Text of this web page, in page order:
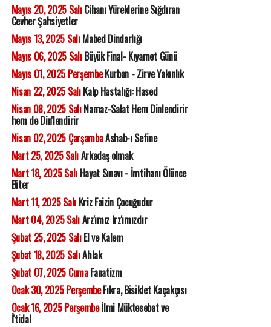
Mayıs 20, 2025 SalıCihanı Yüreklerine Sığdıran
Cevher Şahsiyetler
Mayıs 13, 2025 SalıMabed Dindarlığı
Mayıs 06, 2025 SalıBüyük Final- Kıyamet Günü
Mayıs 01, 2025 PerşembeKurban - Zirve Yakınlık
Nisan 22, 2025 SalıKalp Hastalığı: Hased
Nisan 08, 2025 SalıNamaz-Salat Hem Dinlendirir
hem de Din'lendirir
Nisan 02, 2025 ÇarşambaAshab-ı Sefine
Mart 25, 2025 SalıArkadaş olmak
Mart 18, 2025 SalıHayat Sınavı - İmtihanı Ölünce
Biter
Mart 11, 2025 SalıKriz Faizin Çocuğudur
Mart 04, 2025 SalıArz'ımız Irz'ımızdır
Şubat 25, 2025 SalıEl ve Kalem
Şubat 18, 2025 SalıAhlak
Şubat 07, 2025 CumaFanatizm
Ocak 30, 2025 PerşembeFıkra, Bisiklet Kaçakçısı
Ocak 16, 2025 Perşembeİlmi Müktesebat ve
İ'tidal